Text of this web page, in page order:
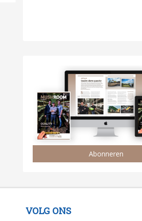
Abonneren
VOLG ONS